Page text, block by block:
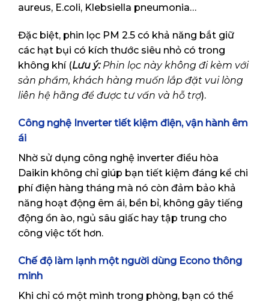
aureus, E.coli, Klebsiella pneumonia…
Đặc biệt, phin lọc PM 2.5 có khả năng bắt giữ
các hạt bụi có kích thước siêu nhỏ có trong
không khí (Lưu ý: Phin lọc này không đi kèm với
sản phẩm, khách hàng muốn lắp đặt vui lòng
liên hệ hãng để được tư vấn và hỗ trợ).
Công nghệ Inverter tiết kiệm điện, vận hành êm
ái
Nhờ sử dụng công nghệ inverter điều hòa
Daikin không chỉ giúp bạn tiết kiệm đáng kể chi
phí điện hàng tháng mà nó còn đảm bảo khả
năng hoạt động êm ái, bền bỉ, không gây tiếng
động ồn ào, ngủ sâu giấc hay tập trung cho
công việc tốt hơn.
Chế độ làm lạnh một người dùng Econo thông
minh
Khi chỉ có một mình trong phòng, bạn có thể